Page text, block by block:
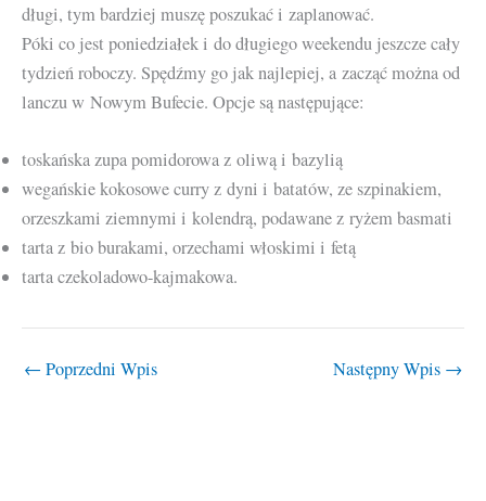
długi, tym bardziej muszę poszukać i zaplanować.
Póki co jest poniedziałek i do długiego weekendu jeszcze cały
tydzień roboczy. Spędźmy go jak najlepiej, a zacząć można od
lanczu w Nowym Bufecie. Opcje są następujące:
toskańska zupa pomidorowa z oliwą i bazylią
wegańskie kokosowe curry z dyni i batatów, ze szpinakiem,
orzeszkami ziemnymi i kolendrą, podawane z ryżem basmati
tarta z bio burakami, orzechami włoskimi i fetą
tarta czekoladowo-kajmakowa.
← Poprzedni Wpis Następny Wpis →